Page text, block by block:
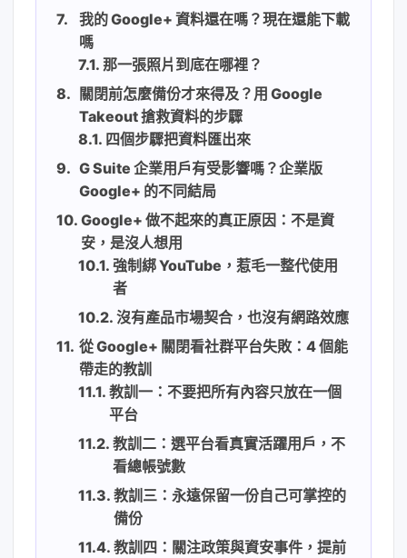
我的 Google+ 資料還在嗎？現在還能下載
嗎
那一張照片到底在哪裡？
關閉前怎麼備份才來得及？用 Google
Takeout 搶救資料的步驟
四個步驟把資料匯出來
G Suite 企業用戶有受影響嗎？企業版
Google+ 的不同結局
Google+ 做不起來的真正原因：不是資
安，是沒人想用
強制綁 YouTube，惹毛一整代使用
者
沒有產品市場契合，也沒有網路效應
從 Google+ 關閉看社群平台失敗：4 個能
帶走的教訓
教訓一：不要把所有內容只放在一個
平台
教訓二：選平台看真實活躍用戶，不
看總帳號數
教訓三：永遠保留一份自己可掌控的
備份
教訓四：關注政策與資安事件，提前